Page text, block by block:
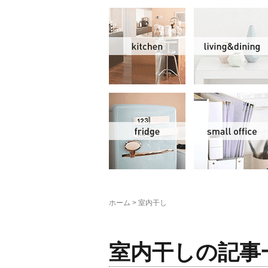
冷蔵庫
ホーム > 室内干し
室内干しの記事